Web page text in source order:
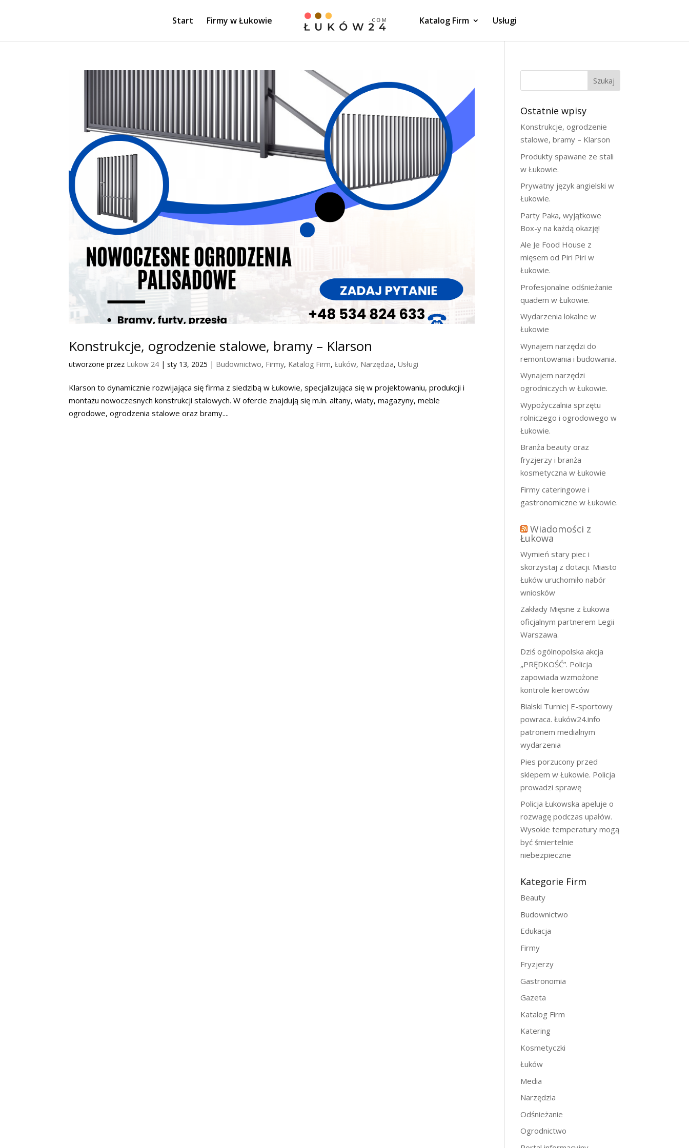
Start Firmy w Łukowie Katalog Firm Usługi
Konstrukcje, ogrodzenie stalowe, bramy – Klarson
utworzone przez Lukow 24 |sty 13, 2025 | Budownictwo, Firmy, Katalog Firm,Łuków, Narzędzia,Usługi
Klarson to dynamicznie rozwijająca się firma z siedzibą w Łukowie, specjalizująca się w projektowaniu, produkcji i
montażu nowoczesnych konstrukcji stalowych. W ofercie znajdują się m.in. altany, wiaty, magazyny, meble
ogrodowe, ogrodzenia stalowe oraz bramy....
Szukaj
Ostatnie wpisy
Konstrukcje, ogrodzenie
stalowe, bramy – Klarson
Produkty spawane ze stali
w Łukowie.
Prywatny język angielski w
Łukowie.
Party Paka, wyjątkowe
Box-y na każdą okazję!
Ale Je Food House z
mięsem od Piri Piri w
Łukowie.
Profesjonalne odśnieżanie
quadem w Łukowie.
Wydarzenia lokalne w
Łukowie
Wynajem narzędzi do
remontowania i budowania.
Wynajem narzędzi
ogrodniczych w Łukowie.
Wypożyczalnia sprzętu
rolniczego i ogrodowego w
Łukowie.
Branża beauty oraz
fryzjerzy i branża
kosmetyczna w Łukowie
Firmy cateringowe i
gastronomiczne w Łukowie.
Wiadomości z
Łukowa
Wymień stary piec i
skorzystaj z dotacji. Miasto
Łuków uruchomiło nabór
wniosków
Zakłady Mięsne z Łukowa
oficjalnym partnerem Legii
Warszawa.
Dziś ogólnopolska akcja
„PRĘDKOŚĆ”. Policja
zapowiada wzmożone
kontrole kierowców
Bialski Turniej E-sportowy
powraca. Łuków24.info
patronem medialnym
wydarzenia
Pies porzucony przed
sklepem w Łukowie. Policja
prowadzi sprawę
Policja Łukowska apeluje o
rozwagę podczas upałów.
Wysokie temperatury mogą
być śmiertelnie
niebezpieczne
Kategorie Firm
Beauty
Budownictwo
Edukacja
Firmy
Fryzjerzy
Gastronomia
Gazeta
Katalog Firm
Katering
Kosmetyczki
Łuków
Media
Narzędzia
Odśnieżanie
Ogrodnictwo